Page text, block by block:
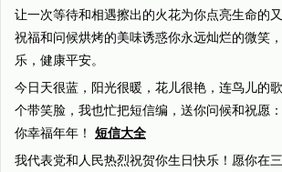
让一次等待和相遇擦出的火花为你点亮生命的
祝福和问候烘烤的美味诱惑你永远灿烂的微笑
乐，健康平安。
今日天很蓝，阳光很暖，花儿很艳，连鸟儿的
个带笑脸，我也忙把短信编，送你问候和祝愿
你幸福年年！ 短信大全
我代表党和人民热烈祝贺你生日快乐！愿你在